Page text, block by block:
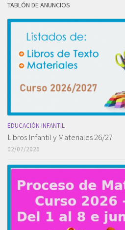
TABLÓN DE ANUNCIOS
EDUCACIÓN INFANTIL
Libros Infantil y Materiales 26/27
02/07/2026